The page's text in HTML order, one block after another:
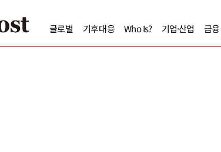
글로벌 기후대응 Who Is? 기업·산업 금융